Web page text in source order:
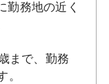
勤務地の近く
まで、勤務
。